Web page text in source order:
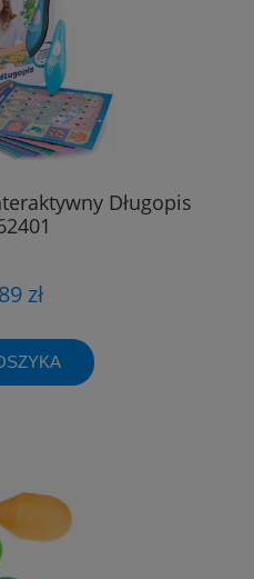
Długopis
zł